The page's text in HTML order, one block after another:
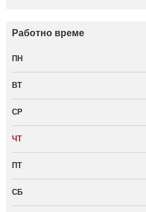
Работно време
ПН
ВТ
СР
ЧТ
ПТ
СБ